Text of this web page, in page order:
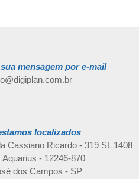
mensagem por e-mail
localizados
Cassiano Ricardo - 319 SL 1408
Aquarius - 12246-870
dos Campos - SP